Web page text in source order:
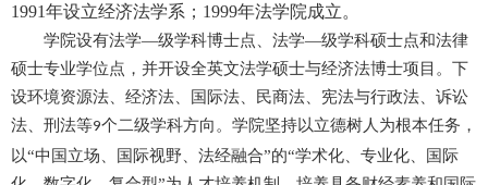
1991年设立经济法学系；1999年法学院成立。
学院设有法学—级学科博士点、法学—级学科硕士点和法律
硕士专业学位点，并开设全英文法学硕士与经济法博士项目。下
设环境资源法、经济法、国际法、民商法、宪法与行政法、诉讼
法、刑法等9个二级学科方向。学院坚持以立德树人为根本任务，
以“中国立场、国际视野、法经融合”的“学术化、专业化、国际